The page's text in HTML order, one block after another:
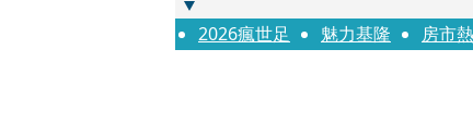
快訊
前時力黨魁表態「反對刪
2026瘋世足 魅力基隆 房市